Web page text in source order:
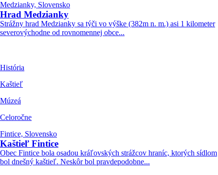
Medzianky, Slovensko
Hrad Medzianky
Strážny hrad Medzianky sa týči vo výške (382m n. m.) asi 1 kilometer
severovýchodne od rovnomennej obce...
História
Kaštieľ
Múzeá
Celoročne
Fintice, Slovensko
Kaštieľ Fintice
Obec Fintice bola osadou kráľovských strážcov hraníc, ktorých sídlom
bol dnešný kaštieľ. Neskôr bol pravdepodobne...